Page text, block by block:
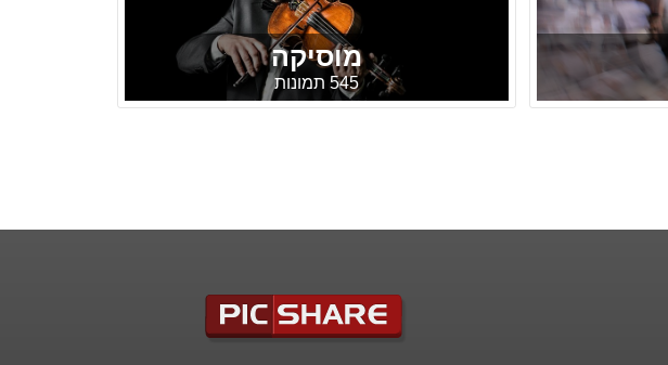
מוסיקה
545 תמונות